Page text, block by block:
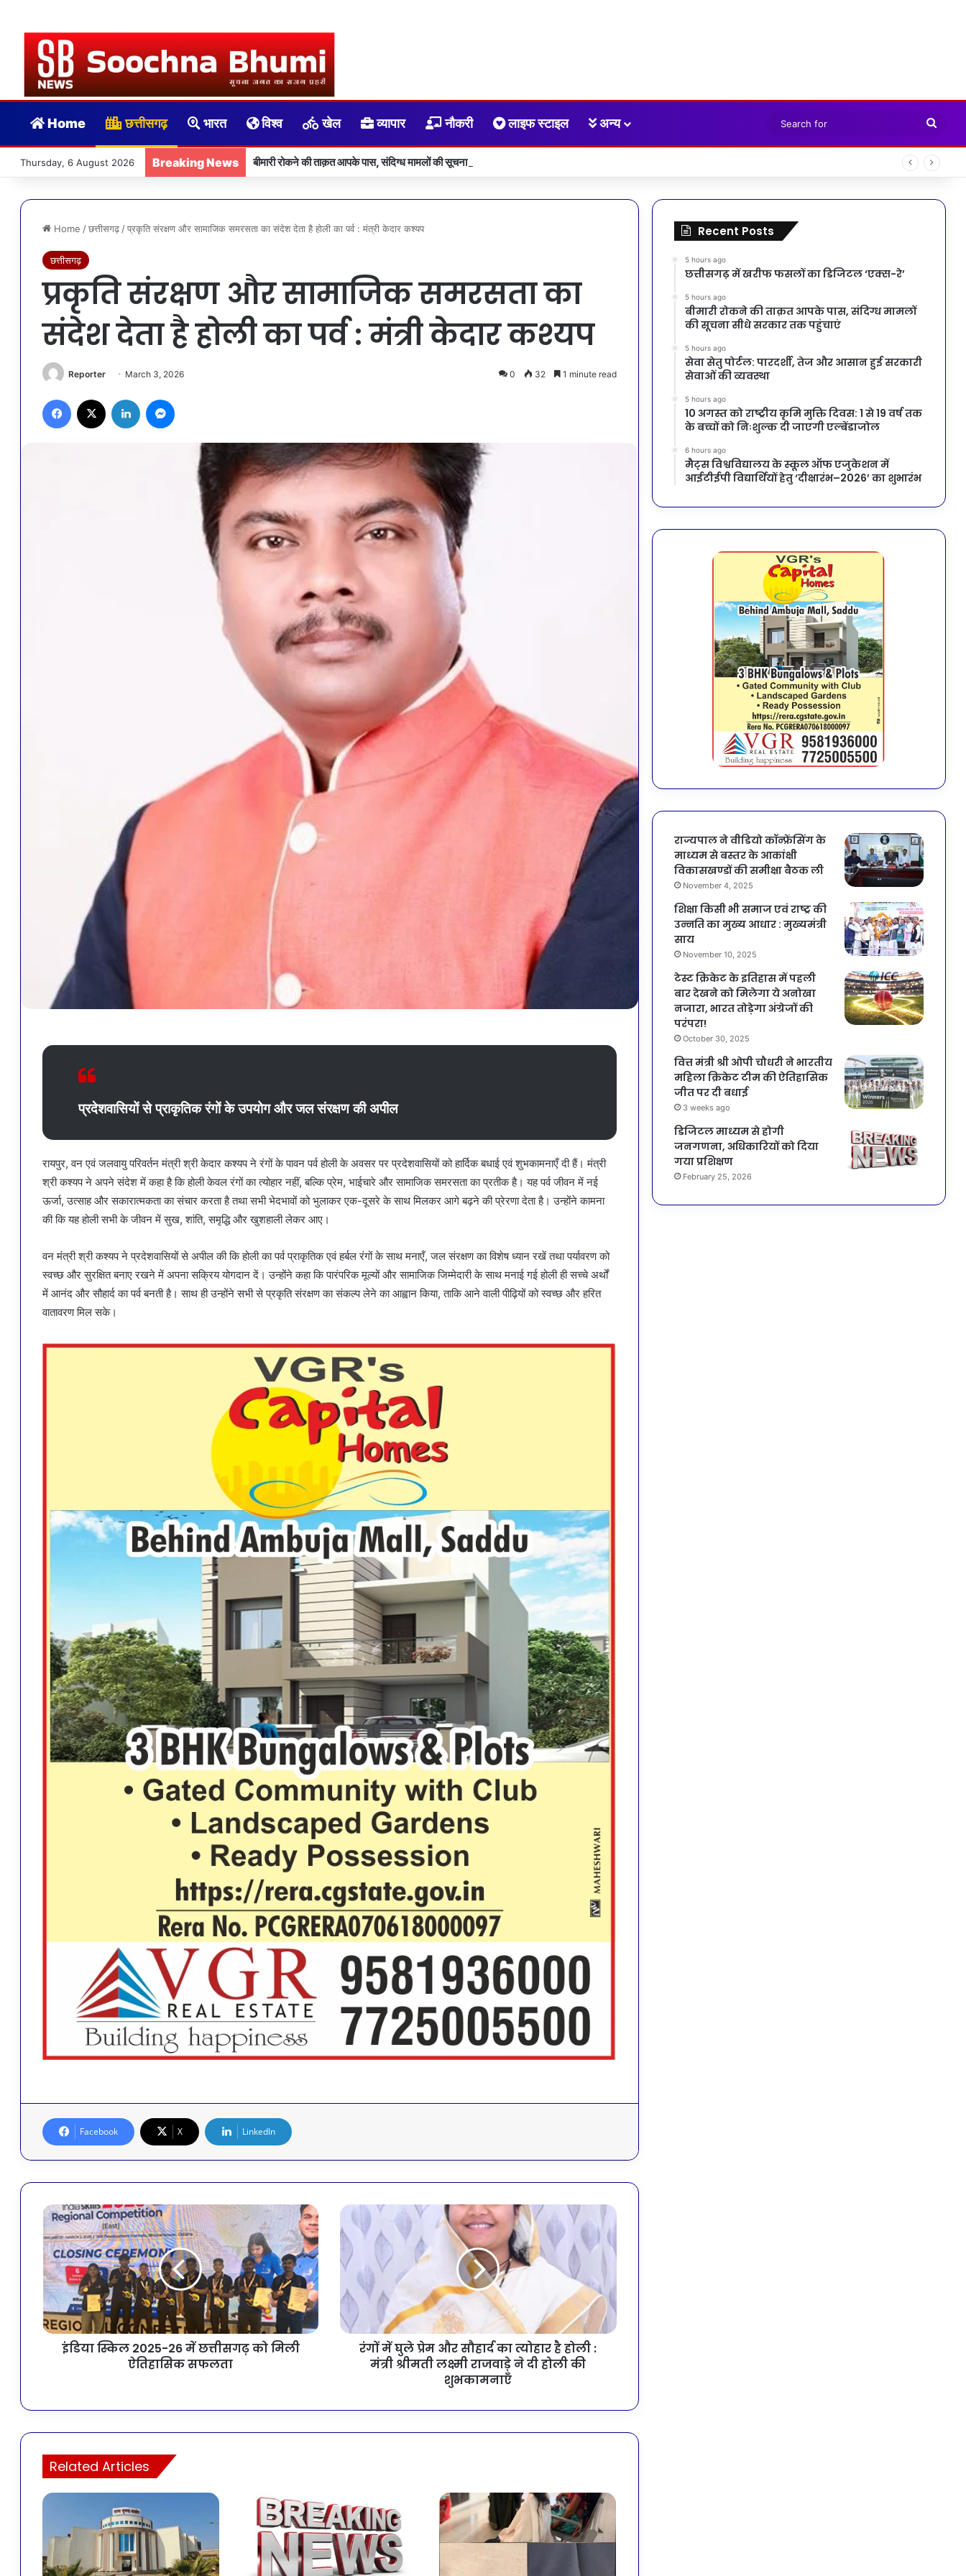
Home छत्तीसगढ़ भारत विश्व खेल व्यापार नौकरी लाइफ स्टाइल अन्य
for
Thursday, 6 August 2026 Breaking News बीमारी रोकने की ताक़त आपके पास, संदिग्ध मामलों की सूचना सीधे सरकार तक पहुंचाएं
Home / छत्तीसगढ़ / प्रकृति संरक्षण और सामाजिक समरसता का संदेश देता है होली का पर्व : मंत्री केदार कश्यप
छत्तीसगढ़
प्रकृति संरक्षण और सामाजिक समरसता का
संदेश देता है होली का पर्व : मंत्री केदार कश्यप
Reporter March 3, 2026 0 32 1 minute read
Facebook LinkedIn
प्रदेशवासियों से प्राकृतिक रंगों के उपयोग और जल संरक्षण की अपील
रायपुर, वन एवं जलवायु परिवर्तन मंत्री श्री केदार कश्यप ने रंगों के पावन पर्व होली के अवसर पर प्रदेशवासियों को हार्दिक बधाई एवं शुभकामनाएँ दी हैं। मंत्री
श्री कश्यप ने अपने संदेश में कहा है कि होली केवल रंगों का त्योहार नहीं, बल्कि प्रेम, भाईचारे और सामाजिक समरसता का प्रतीक है। यह पर्व जीवन में नई
ऊर्जा, उत्साह और सकारात्मकता का संचार करता है तथा सभी भेदभावों को भुलाकर एक-दूसरे के साथ मिलकर आगे बढ़ने की प्रेरणा देता है। उन्होंने कामना
की कि यह होली सभी के जीवन में सुख, शांति, समृद्धि और खुशहाली लेकर आए।
वन मंत्री श्री कश्यप ने प्रदेशवासियों से अपील की कि होली का पर्व प्राकृतिक एवं हर्बल रंगों के साथ मनाएँ, जल संरक्षण का विशेष ध्यान रखें तथा पर्यावरण को
स्वच्छ और सुरक्षित बनाए रखने में अपना सक्रिय योगदान दें। उन्होंने कहा कि पारंपरिक मूल्यों और सामाजिक जिम्मेदारी के साथ मनाई गई होली ही सच्चे अर्थों
में आनंद और सौहार्द का पर्व बनती है। साथ ही उन्होंने सभी से प्रकृति संरक्षण का संकल्प लेने का आह्वान किया, ताकि आने वाली पीढ़ियों को स्वच्छ और हरित
वातावरण मिल सके।
Facebook X LinkedIn
इंडिया स्किल 2025-26 में छत्तीसगढ़ को मिली
ऐतिहासिक सफलता
रंगों में घुले प्रेम और सौहार्द का त्योहार है होली :
मंत्री श्रीमती लक्ष्मी राजवाड़े ने दी होली की
शुभकामनाएँ
Related Articles
Recent Posts
5 hours ago
छत्तीसगढ़ में खरीफ फसलों का डिजिटल ‘एक्स-रे’
5 hours ago
बीमारी रोकने की ताक़त आपके पास, संदिग्ध मामलों
की सूचना सीधे सरकार तक पहुंचाएं
5 hours ago
सेवा सेतु पोर्टल: पारदर्शी, तेज और आसान हुई सरकारी
सेवाओं की व्यवस्था
5 hours ago
10 अगस्त को राष्ट्रीय कृमि मुक्ति दिवस: 1 से 19 वर्ष तक
के बच्चों को निःशुल्क दी जाएगी एल्बेंडाजोल
6 hours ago
मैट्स विश्वविद्यालय के स्कूल ऑफ एजुकेशन में
आईटीईपी विद्यार्थियों हेतु ‘दीक्षारंभ–2026’ का शुभारंभ
राज्यपाल ने वीडियो कॉन्फ्रेंसिंग के
माध्यम से बस्तर के आकांक्षी
विकासखण्डों की समीक्षा बैठक ली
November 4, 2025
शिक्षा किसी भी समाज एवं राष्ट्र की
उन्नति का मुख्य आधार : मुख्यमंत्री
साय
November 10, 2025
टेस्ट क्रिकेट के इतिहास में पहली
बार देखने को मिलेगा ये अनोखा
नजारा, भारत तोड़ेगा अंग्रेजों की
परंपरा!
October 30, 2025
वित्त मंत्री श्री ओपी चौधरी ने भारतीय
महिला क्रिकेट टीम की ऐतिहासिक
जीत पर दी बधाई
3 weeks ago
डिजिटल माध्यम से होगी
जनगणना, अधिकारियों को दिया
गया प्रशिक्षण
February 25, 2026